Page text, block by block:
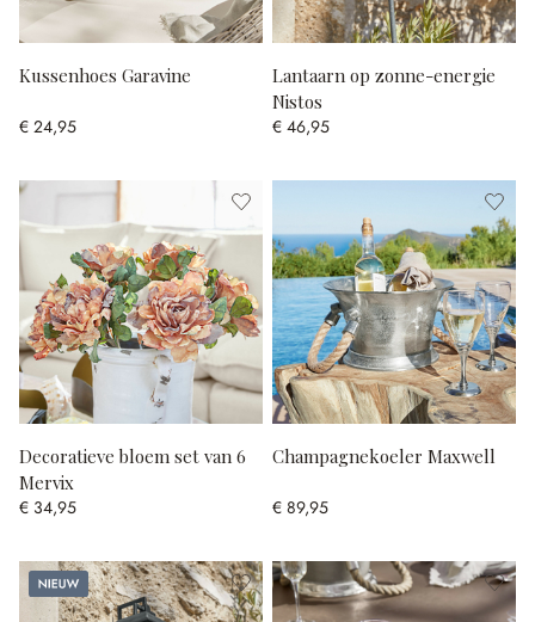
Kussenhoes Garavine
€ 24,95
Lantaarn op zonne-energie
Nistos
€ 46,95
Decoratieve bloem set van 6
Mervix
€ 34,95
Champagnekoeler Maxwell
€ 89,95
Nieuw